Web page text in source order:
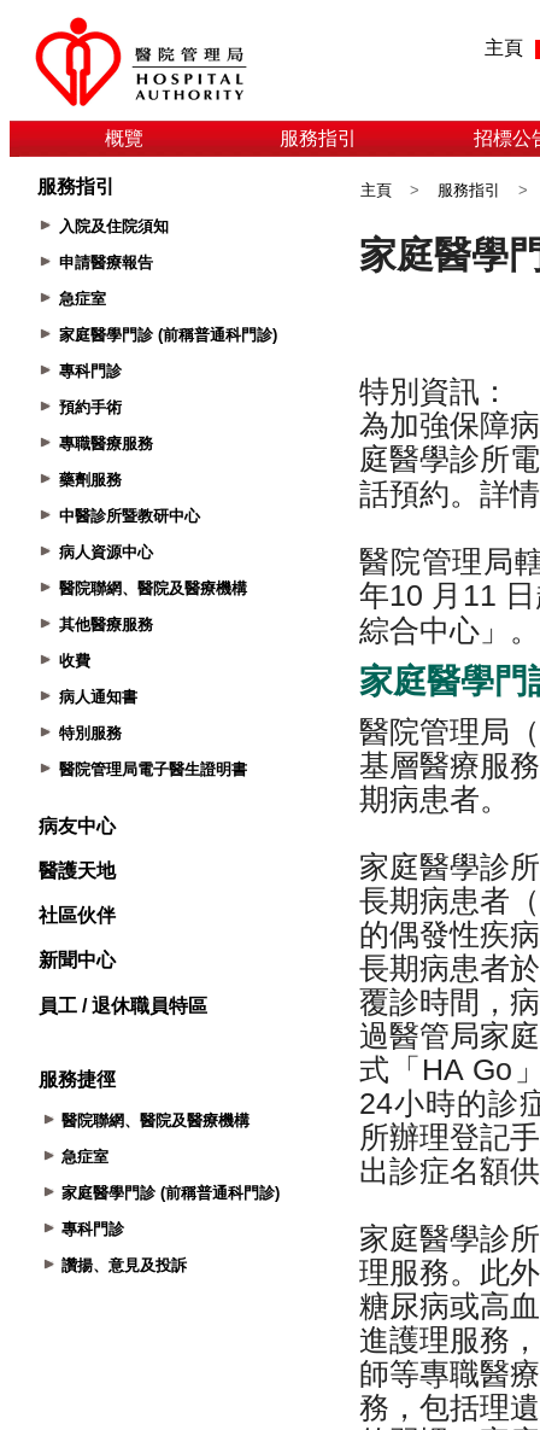
主頁
概覽 服務指引 招標公
服務指引
入院及住院須知
申請醫療報告
急症室
家庭醫學門診 (前稱普通科門診)
專科門診
預約手術
專職醫療服務
藥劑服務
中醫診所暨教研中心
病人資源中心
醫院聯網、醫院及醫療機構
其他醫療服務
收費
病人通知書
特別服務
醫院管理局電子醫生證明書
病友中心
醫護天地
社區伙伴
新聞中心
員工 / 退休職員特區
服務捷徑
醫院聯網、醫院及醫療機構
急症室
家庭醫學門診 (前稱普通科門診)
專科門診
讚揚、意見及投訴
主頁 > 服務指引 >